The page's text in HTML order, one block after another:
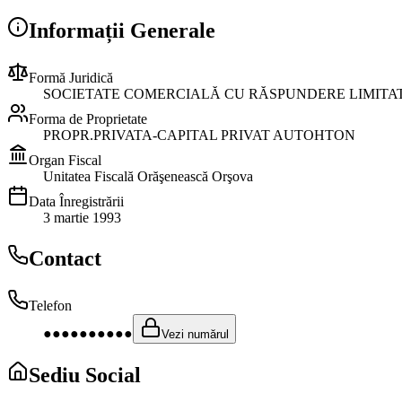
Informații Generale
Formă Juridică
SOCIETATE COMERCIALĂ CU RĂSPUNDERE
Forma de Proprietate
PROPR.PRIVATA-CAPITAL PRIVAT AUTOHTON
Organ Fiscal
Unitatea Fiscală Orăşenească Orşova
Data Înregistrării
3 martie 1993
Contact
Telefon
●●●●●●●●●●
Vezi numărul
Sediu Social